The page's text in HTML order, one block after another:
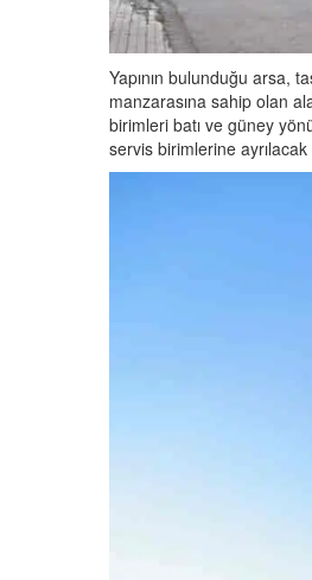
Yapının bulunduğu arsa,
manzarasına sahip olan
birimleri batı ve güney
servis birimlerine